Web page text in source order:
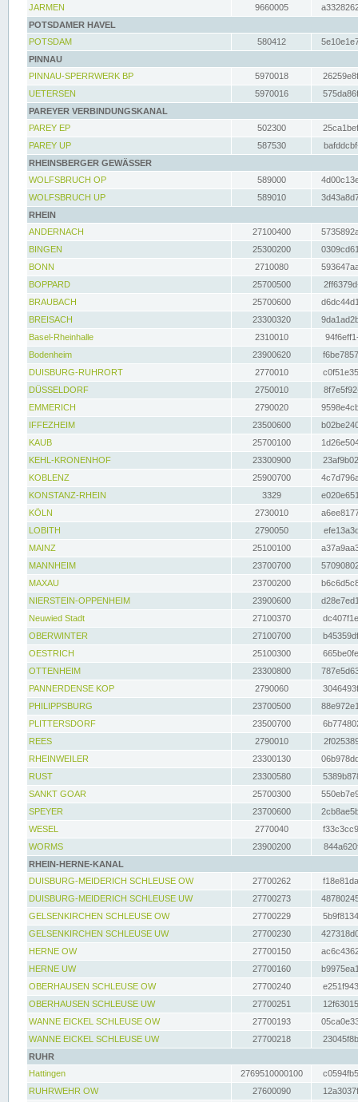
JARMEN
9660005
POTSDAMER HAVEL
POTSDAM
580412
PINNAU
PINNAU-SPERRWERK BP
5970018
UETERSEN
5970016
PAREYER VERBINDUNGSKANAL
PAREY EP
502300
PAREY UP
587530
RHEINSBERGER GEWÄSSER
WOLFSBRUCH OP
589000
WOLFSBRUCH UP
589010
RHEIN
ANDERNACH
27100400
BINGEN
25300200
BONN
2710080
BOPPARD
25700500
BRAUBACH
25700600
BREISACH
23300320
Basel-Rheinhalle
2310010
Bodenheim
23900620
DUISBURG-RUHRORT
2770010
DÜSSELDORF
2750010
EMMERICH
2790020
IFFEZHEIM
23500600
KAUB
25700100
KEHL-KRONENHOF
23300900
KOBLENZ
25900700
KONSTANZ-RHEIN
3329
KÖLN
2730010
LOBITH
2790050
MAINZ
25100100
MANNHEIM
23700700
MAXAU
23700200
NIERSTEIN-OPPENHEIM
23900600
Neuwied Stadt
27100370
OBERWINTER
27100700
OESTRICH
25100300
OTTENHEIM
23300800
PANNERDENSE KOP
2790060
PHILIPPSBURG
23700500
PLITTERSDORF
23500700
REES
2790010
RHEINWEILER
23300130
RUST
23300580
SANKT GOAR
25700300
SPEYER
23700600
WESEL
2770040
WORMS
23900200
RHEIN-HERNE-KANAL
DUISBURG-MEIDERICH SCHLEUSE OW
27700262
DUISBURG-MEIDERICH SCHLEUSE UW
27700273
GELSENKIRCHEN SCHLEUSE OW
27700229
GELSENKIRCHEN SCHLEUSE UW
27700230
HERNE OW
27700150
HERNE UW
27700160
OBERHAUSEN SCHLEUSE OW
27700240
OBERHAUSEN SCHLEUSE UW
27700251
WANNE EICKEL SCHLEUSE OW
27700193
WANNE EICKEL SCHLEUSE UW
27700218
RUHR
Hattingen
2769510000100
RUHRWEHR OW
27600090